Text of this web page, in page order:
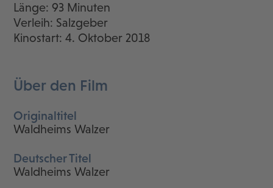
Länge: 93 Minuten
Verleih: Salzgeber
Kinostart: 4. Oktober 2018
Über den Film
Originaltitel
Waldheims Walzer
Deutscher Titel
Waldheims Walzer